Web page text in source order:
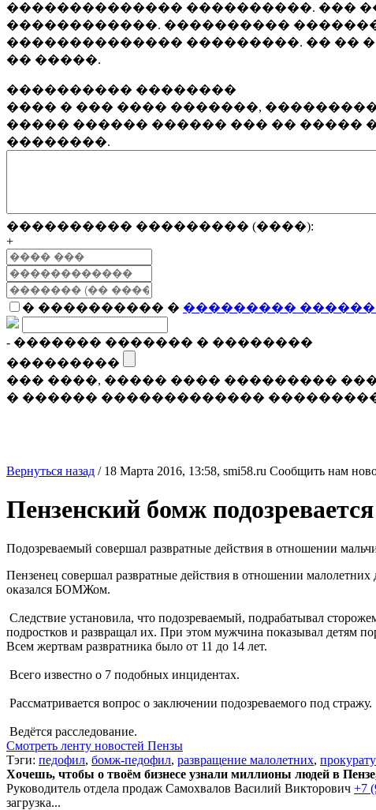
�������������� ����������. ���
������������. ����������
�������������� ���������. �� ��
�� �����.
���������� ��������
���� � ��� ���� �������,
����� ������ ������ ��� ��
��������.
���������� ��������� (����):
+
� ���������� � ���������
- ������� ������� � ��������
���������
��� ����, ����� ���� ���������
� ������ �������������
Вернуться назад / 18 Марта 2016, 13:58, smi58.ru Сообщить нам
Пензенский бомж
Подозреваемый совершал развратные действия в отношении
Пензенец совершал развратные действия в отношении малолетних
оказался БОМЖом.
Следствие установила, что подозреваемый, подрабатывал
подростков и развращал их. При этом мужчина показывал детям
Всем жертвам развратника было от 11 до 14 лет.
Всего известно о 7 подобных инцидентах.
Рассматривается вопрос о заключении подозреваемого под стражу.
Ведётся расследование.
Смотреть ленту новостей Пензы
Тэги: педофил, бомж-педофил, развращение малолетних,
Хочешь, чтобы о твоём бизнесе узнали миллионы людей в
Руководитель отдела продаж Самохвалов Василий Викторович +7
загрузка...